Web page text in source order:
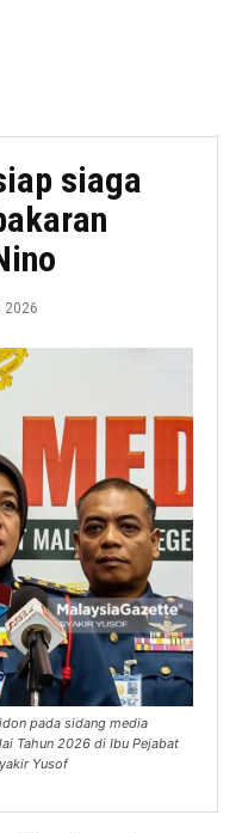
siaga
2026
pada sidang media
Tahun 2026 di Ibu Pejabat
Yusof